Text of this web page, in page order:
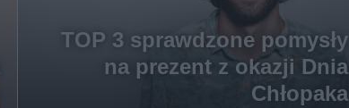
TOP 3 sprawdzone pomysły
na prezent z okazji Dnia
Chłopaka